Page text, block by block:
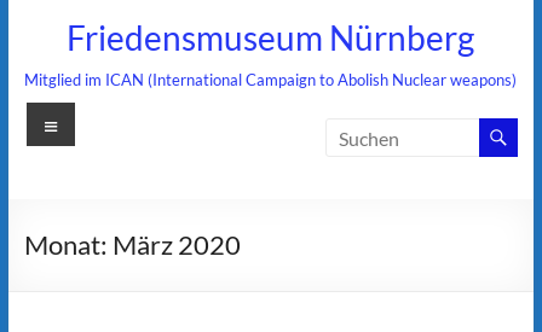
Friedensmuseum Nürnberg
Mitglied im ICAN (International Campaign to Abolish Nuclear weapons)
Menü
Monat: März 2020